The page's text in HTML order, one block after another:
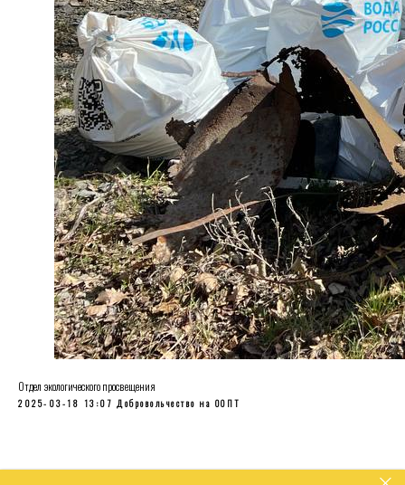
Отдел экологического просвещения
2025-03-18 13:07 Добровольчество на ООПТ